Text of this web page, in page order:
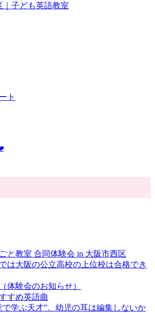
｜子ども英語教室
ト
と教室 合同体験会 in 大阪市西区
は大阪の公立高校の上位校は合格でき
体験会のお知らせ）
すめ英語曲
で学ぶ天才”。幼児の耳は編集しないか